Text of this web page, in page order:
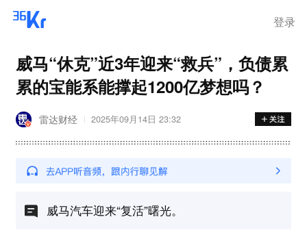
登录
威马“休克”近3年迎来“救兵”，负债累
累的宝能系能撑起1200亿梦想吗？
雷达财经 2025年09月14日 23:32
威马汽车迎来“复活”曙光。